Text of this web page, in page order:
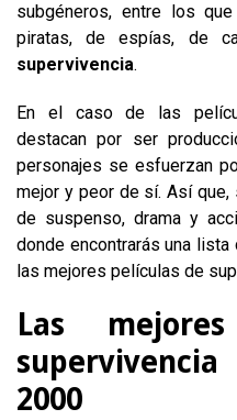
subgéneros, entre los
piratas, de espías, de
supervivencia.
En el caso de las
destacan por ser
personajes se esfuerzan
mejor y peor de sí. Así
de suspenso, drama y
donde encontrarás una
las mejores películas de
Las
2000